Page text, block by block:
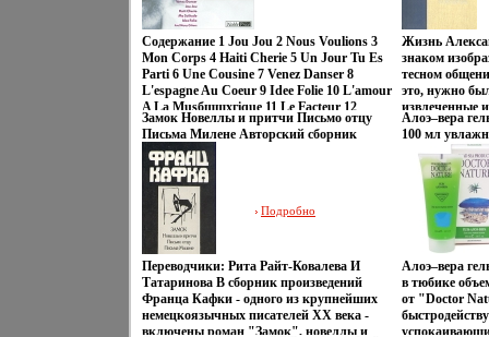
Содержание 1 Jou Jou 2 Nous Voulions 3
Mon Corps 4 Haiti Cherie 5 Un Jour Tu Es
Parti 6 Une Cousine 7 Venez Danser 8
L'espagne Au Coeur 9 Idee Folie 10 L'amour
A La Musбщшхгique 11 Le Facteur 12
Sinfoneiro 13 Le Temps De Vivre 14 Sarah
15 Ma Solitude 16 Pecheur 17 Il Y Avait Un
Jardin 18 La Marche De Sacco Et Vanzetti
Исполнитель Жорж Мустаки Georges
Moustaki.
Замок Новеллы и притчи Письмо отцу
Письма Милене Авторский сборник
Букинистическое издание Сохранность:
Хорошая Издательство: Издательство
политической литературы, 1991 г
Твердый переплет, 576 стр инфо 6403p.
Подробно
Переводчики: Рита Райт-Ковалева И
Татаринова В сборник произведений
Франца Кафки - одного из крупнейших
немецкоязычных писателей XX века -
включены роман "Замок", новеллы и
Материал:
полиэстер
Жизнь
знаком
тесном
это, нужно
извлеченные
сведения и
дневниковые
повсюду
случайных
задача этой
организации
которого
собирание
Были
Алоэ–вера
100 мл
Алоэ–вера
в тюбике
от "Doctor